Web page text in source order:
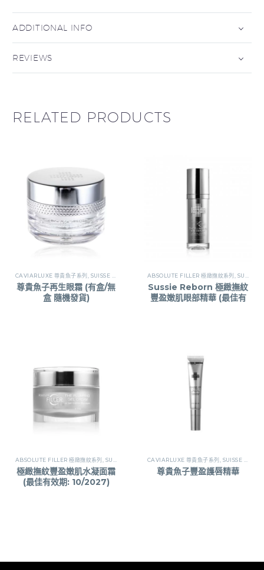
ADDITIONAL INFO
REVIEWS
RELATED PRODUCTS
CAVIARLUXE 尊貴魚子系列 SUISSE REBORN瑞斯萊芳
尊貴魚子再生眼霜 (有盒/無
盒 隨機發貨)
ABSOLUTE FILLER 極緻撫紋系列 SUISSE REBORN瑞斯萊芳
Sussie Reborn 極緻撫紋
豐盈嫩肌眼部精華 (最佳有
ABSOLUTE FILLER 極緻撫紋系列 SUISSE REBORN瑞斯萊芳
極緻撫紋豐盈嫩肌水凝面霜
(最佳有效期: 10/2027)
CAVIARLUXE 尊貴魚子系列 SUISSE REBORN瑞斯萊芳
尊貴魚子豐盈護唇精華